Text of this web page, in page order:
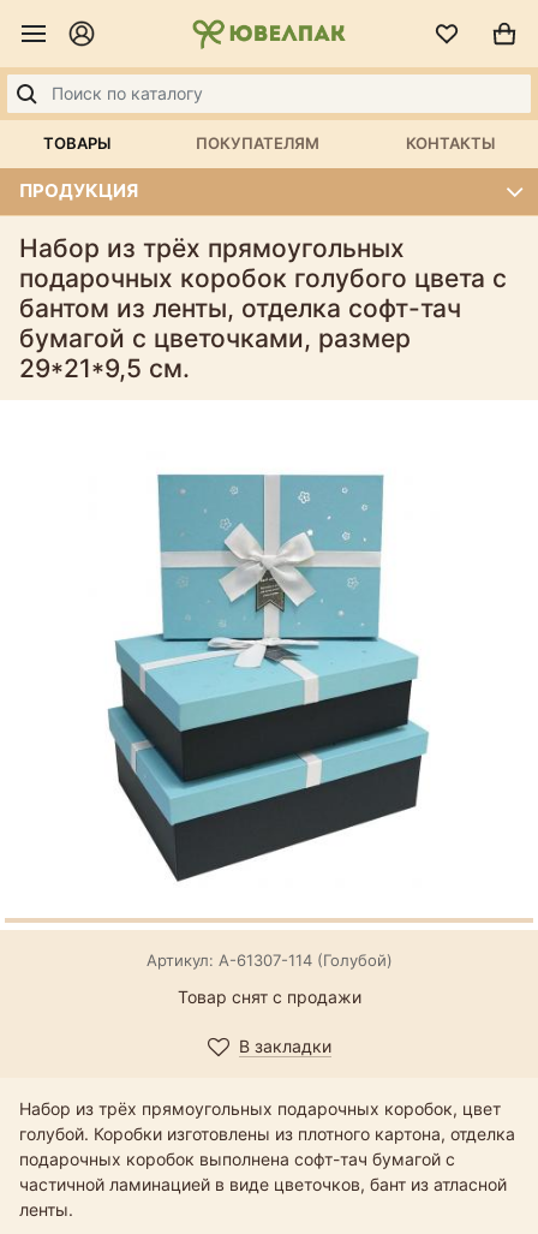
ТОВАРЫ ПОКУПАТЕЛЯМ КОНТАКТЫ
ПРОДУКЦИЯ
Набор из трёх прямоугольных
подарочных коробок голубого цвета с
бантом из ленты, отделка софт-тач
бумагой с цветочками, размер
29*21*9,5 см.
Артикул: А-61307-114 (Голубой)
Товар снят с продажи
В закладки
Набор из трёх прямоугольных подарочных коробок, цвет
голубой. Коробки изготовлены из плотного картона, отделка
подарочных коробок выполнена софт-тач бумагой с
частичной ламинацией в виде цветочков, бант из атласной
ленты.